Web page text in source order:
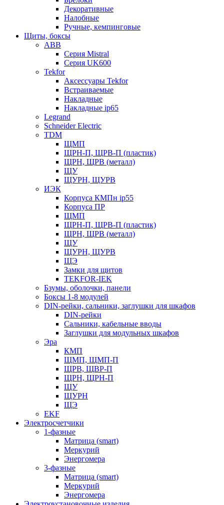
Декоративные
Налобные
Ручные, кемпинговые
Щиты, боксы
ABB
Серия Mistral
Серия UK600
Tekfor
Аксессуары Tekfor
Встраиваемые
Накладные
Накладные ip65
Legrand
Schneider Electric
TDM
ЩМП
ЩРН-П, ЩРВ-П (пластик)
ЩРН, ЩРВ (металл)
ЩУ
ЩУРН, ЩУРВ
ИЭК
Корпуса КМПн ip55
Корпуса ПР
ЩМП
ЩРН-П, ЩРВ-П (пластик)
ЩРН, ЩРВ (металл)
ЩУ
ЩУРН, ЩУРВ
ЩЭ
Замки для щитов
TEKFOR-IEK
Бзумы, оболочки, панели
Боксы 1-8 модулей
DIN-рейки, сальники, заглушки для шкафов
DIN-рейки
Сальники, кабельные вводы
Заглушки для модульных шкафов
Эра
КМП
ЩМП, ЩМП-П
ЩРВ, ЩВР-П
ЩРН, ЩРН-П
ЩУ
ЩУРН
ЩЭ
EKF
Электросчетчики
1-фазные
Матрица (smart)
Меркурий
Энергомера
3-фазные
Матрица (smart)
Меркурий
Энергомера